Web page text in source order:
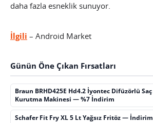
daha fazla esneklik sunuyor.
İlgili – Android Market
Günün Öne Çıkan Fırsatları
Braun BRHD425E Hd4.2 İyontec Difüzörlü Saç
Kurutma Makinesi — %7 İndirim
Schafer Fit Fry XL 5 Lt Yağsız Fritöz — İndirim